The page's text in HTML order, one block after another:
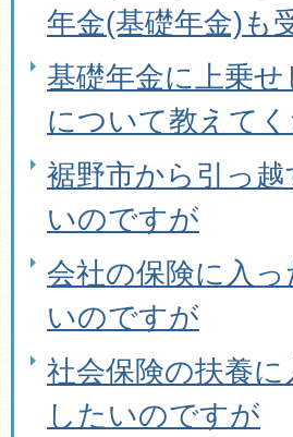
年金(基礎年金)も
基礎年金に上乗
について教えて
裾野市から引っ
いのですが
会社の保険に入
いのですが
社会保険の扶養
したいのですが